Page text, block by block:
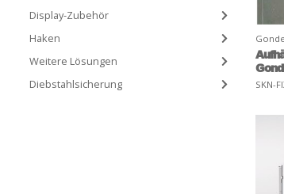
Display-Zubehör
Haken
Weitere Lösungen
Diebstahlsicherung
SKN-